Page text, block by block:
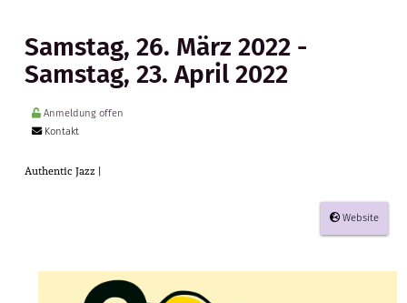
Samstag, 26. März 2022 -
Samstag, 23. April 2022
Anmeldung offen
Kontakt
Authentic Jazz |
Website